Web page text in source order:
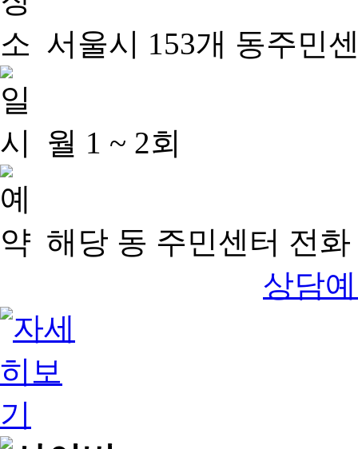
서울시 153개 동주민
월 1 ~ 2회
해당 동 주민센터 전
상담